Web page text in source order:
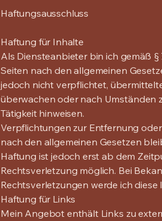
Haftungsausschluss
Haftung für Inhalte
Als Diensteanbieter bin ich gemäß §
Seiten nach den allgemeinen
jedoch nicht verpflichtet,
überwachen oder nach Umständen
Tätigkeit hinweisen.
Verpflichtungen zur Entfernung
nach den allgemeinen Gesetzen
Haftung ist jedoch erst ab dem
Rechtsverletzung möglich. Bei
Rechtsverletzungen werde ich
Haftung für Links
Mein Angebot enthält Links zu